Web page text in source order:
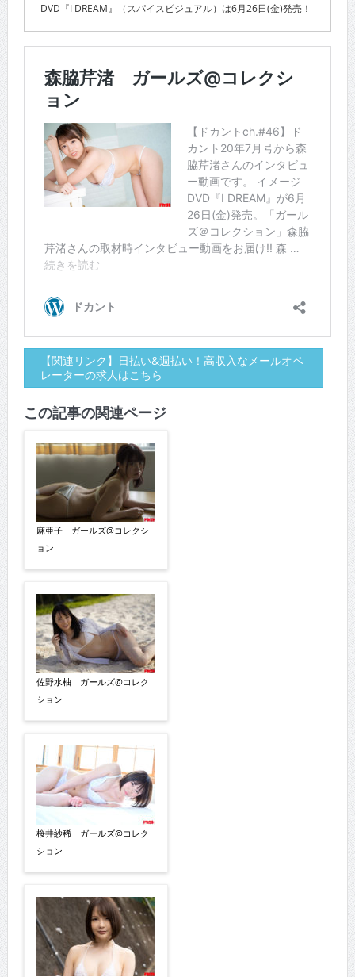
DVD『I DREAM』（スパイスビジュアル）は6月26日(金)発売！
【関連リンク】日払い&週払い！高収入なメールオペ
レーターの求人はこちら
この記事の関連ページ
麻亜子 ガールズ@コレクシ
ョン
佐野水柚 ガールズ@コレク
ション
桜井紗稀 ガールズ@コレク
ション